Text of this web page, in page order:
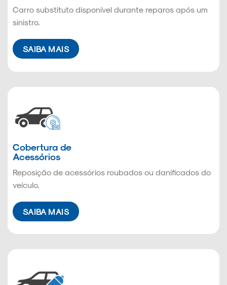
Carro substituto disponível durante reparos após um
sinistro.
SAIBA MAIS
Cobertura de
Acessórios
Reposição de acessórios roubados ou danificados do
veículo.
SAIBA MAIS